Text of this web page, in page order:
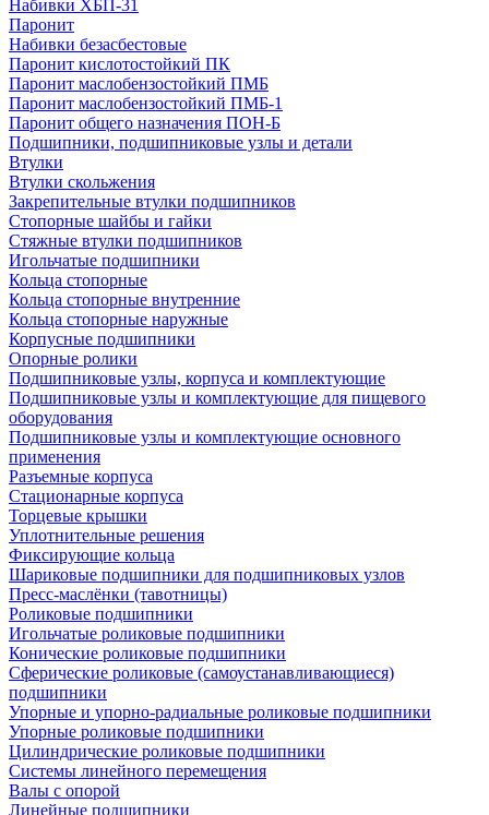
Набивки ХБП-31
Паронит
Набивки безасбестовые
Паронит кислотостойкий ПК
Паронит маслобензостойкий ПМБ
Паронит маслобензостойкий ПМБ-1
Паронит общего назначения ПОН-Б
Подшипники, подшипниковые узлы и детали
Втулки
Втулки скольжения
Закрепительные втулки подшипников
Стопорные шайбы и гайки
Стяжные втулки подшипников
Игольчатые подшипники
Кольца стопорные
Кольца стопорные внутренние
Кольца стопорные наружные
Корпусные подшипники
Опорные ролики
Подшипниковые узлы, корпуса и комплектующие
Подшипниковые узлы и комплектующие для пищевого
оборудования
Подшипниковые узлы и комплектующие основного
применения
Разъемные корпуса
Стационарные корпуса
Торцевые крышки
Уплотнительные решения
Фиксирующие кольца
Шариковые подшипники для подшипниковых узлов
Пресс-маслёнки (тавотницы)
Роликовые подшипники
Игольчатые роликовые подшипники
Конические роликовые подшипники
Сферические роликовые (самоустанавливающиеся)
подшипники
Упорные и упорно-радиальные роликовые подшипники
Упорные роликовые подшипники
Цилиндрические роликовые подшипники
Системы линейного перемещения
Валы с опорой
Линейные подшипники